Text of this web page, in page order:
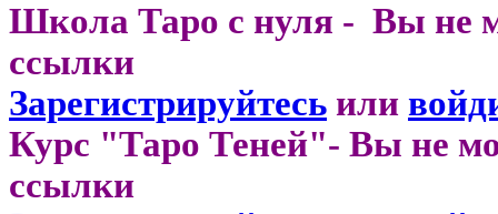
Школа Таро с нуля - Вы не
ссылки
Зарегистрируйтесь или
Курс "Таро Теней"- Вы не
ссылки